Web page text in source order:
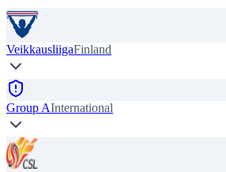
VeikkausliigaFinland
Group AInternational